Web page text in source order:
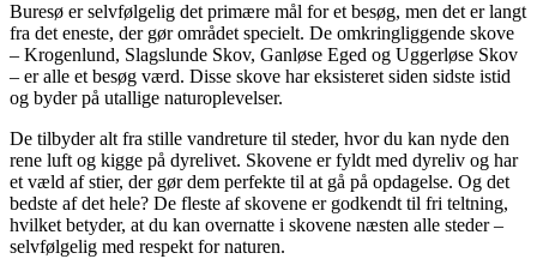
Buresø er selvfølgelig det primære mål for et besøg, men det er langt
fra det eneste, der gør området specielt. De omkringliggende skove
– Krogenlund, Slagslunde Skov, Ganløse Eged og Uggerløse Skov
– er alle et besøg værd. Disse skove har eksisteret siden sidste istid
og byder på utallige naturoplevelser.
De tilbyder alt fra stille vandreture til steder, hvor du kan nyde den
rene luft og kigge på dyrelivet. Skovene er fyldt med dyreliv og har
et væld af stier, der gør dem perfekte til at gå på opdagelse. Og det
bedste af det hele? De fleste af skovene er godkendt til fri teltning,
hvilket betyder, at du kan overnatte i skovene næsten alle steder –
selvfølgelig med respekt for naturen.